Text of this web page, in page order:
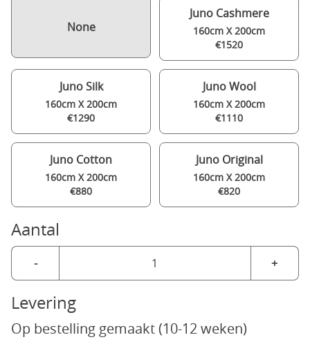
None
Juno Cashmere
160cm X 200cm
€1520
Juno Silk
160cm X 200cm
€1290
Juno Wool
160cm X 200cm
€1110
Juno Cotton
160cm X 200cm
€880
Juno Original
160cm X 200cm
€820
Aantal
- +
Levering
Op bestelling gemaakt (10-12 weken)